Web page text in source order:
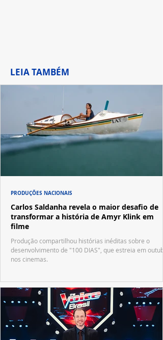
LEIA TAMBÉM
Carlos Saldanha revela o maior desafio de
transformar a história de Amyr Klink em
filme
Produção compartilhou histórias inéditas sobre o
desenvolvimento de "100 DIAS", que estreia em
nos cinemas.
PRODUÇÕES NACIONAIS